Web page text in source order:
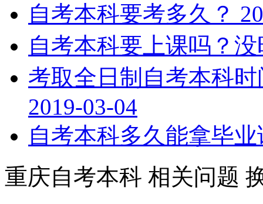
自考本科要考多久？
自考本科要上课吗？
考取全日制自考本科
2019-03-04
自考本科多久能拿毕
重庆自考本科 相关问题